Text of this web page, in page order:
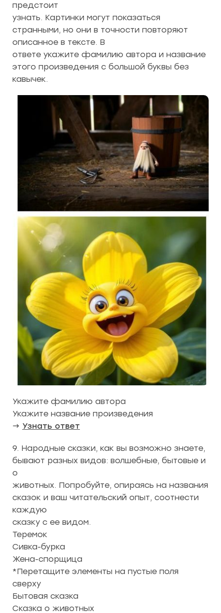
предстоит
узнать. Картинки могут показаться
странными, но они в точности повторяют
описанное в тексте. В
ответе укажите фамилию автора и название
этого произведения с большой буквы без
кавычек.
Укажите фамилию автора
Укажите название произведения
→ Узнать ответ
9. Народные сказки, как вы возможно знаете,
бывают разных видов: волшебные, бытовые и
о
животных. Попробуйте, опираясь на названия
сказок и ваш читательский опыт, соотнести
каждую
сказку с ее видом.
Теремок
Сивка-бурка
Жена-спорщица
*Перетащите элементы на пустые поля
сверху
Бытовая сказка
Сказка о животных